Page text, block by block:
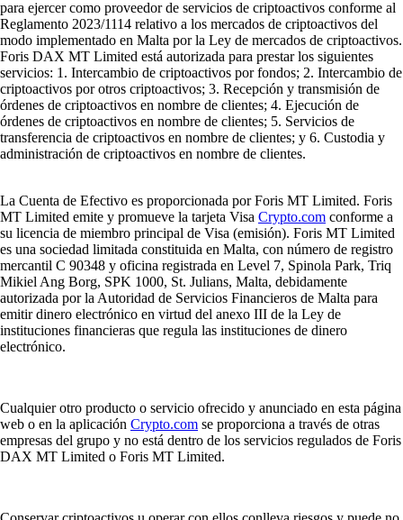
¿Qué es una cartera de criptomonedas y cómo funciona?
Descubre qué es una cartera de criptomonedas, cómo funciona y qué
tipos existen para guardar tus criptoactivos de forma segura. Aprende a
elegir la que mejor se adapte a ti.
Learn more
Descubre qué es una cartera de criptomonedas, cómo funciona y qué
tipos existen para guardar tus criptoactivos de forma segura. Aprende a
elegir la que mejor se adapte a ti.
Learn more
Cómo comprar Solana (SOL) en España
Solana sigue consolidándose como una de las criptomonedas más
España de forma sencilla y segura, utilizando Crypto.com, una de las
plataformas más fiables del mercado.
Learn more